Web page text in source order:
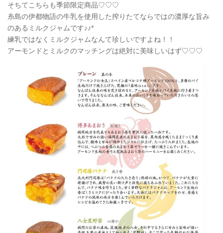
そちてこちらも季節限定商品♡♡♡
糸島の伊都物語の牛乳を使用した搾りたてならではの濃厚な旨み
のあるミルクジャムです♪♪*
練乳ではなくミルクジャムなんて珍しいですよね！！
アーモンドとミルクのマッチングは絶対に美味しいはず♡♡♡